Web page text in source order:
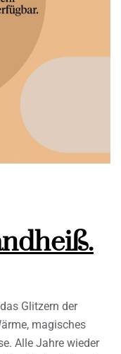
Glitzern der
magisches
Alle Jahre wieder